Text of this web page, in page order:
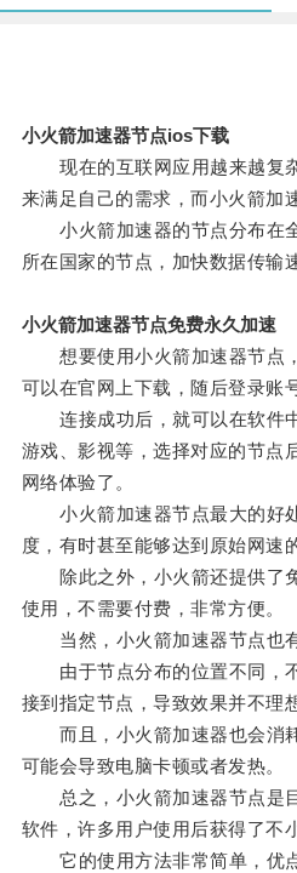
小火箭加速器节点ios下载
现在的互联网应用越来越复
来满足自己的需求，而小火箭加
小火箭加速器的节点分布在
所在国家的节点，加快数据传输
小火箭加速器节点免费永久加速
想要使用小火箭加速器节点，
可以在官网上下载，随后登录账
连接成功后，就可以在软件
游戏、影视等，选择对应的节点
网络体验了。
小火箭加速器节点最大的好
度，有时甚至能够达到原始网速
除此之外，小火箭还提供了
使用，不需要付费，非常方便。
当然，小火箭加速器节点也有
由于节点分布的位置不同，
接到指定节点，导致效果并不理
而且，小火箭加速器也会消
可能会导致电脑卡顿或者发热。
总之，小火箭加速器节点是
软件，许多用户使用后获得了不
它的使用方法非常简单，优